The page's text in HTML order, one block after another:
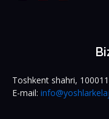
Toshkent shahri,
E-mail: